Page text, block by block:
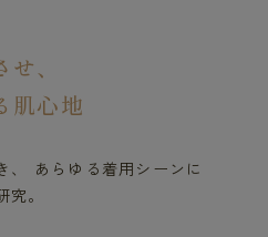
、
肌心地
、 あらゆる着用シーンに
。